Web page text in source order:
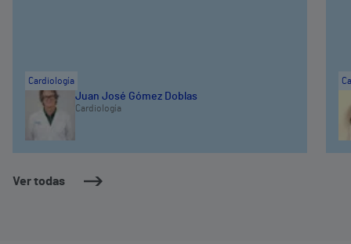
Ver todas
Cardiología
Juan José Gómez Doblas
Cardiología